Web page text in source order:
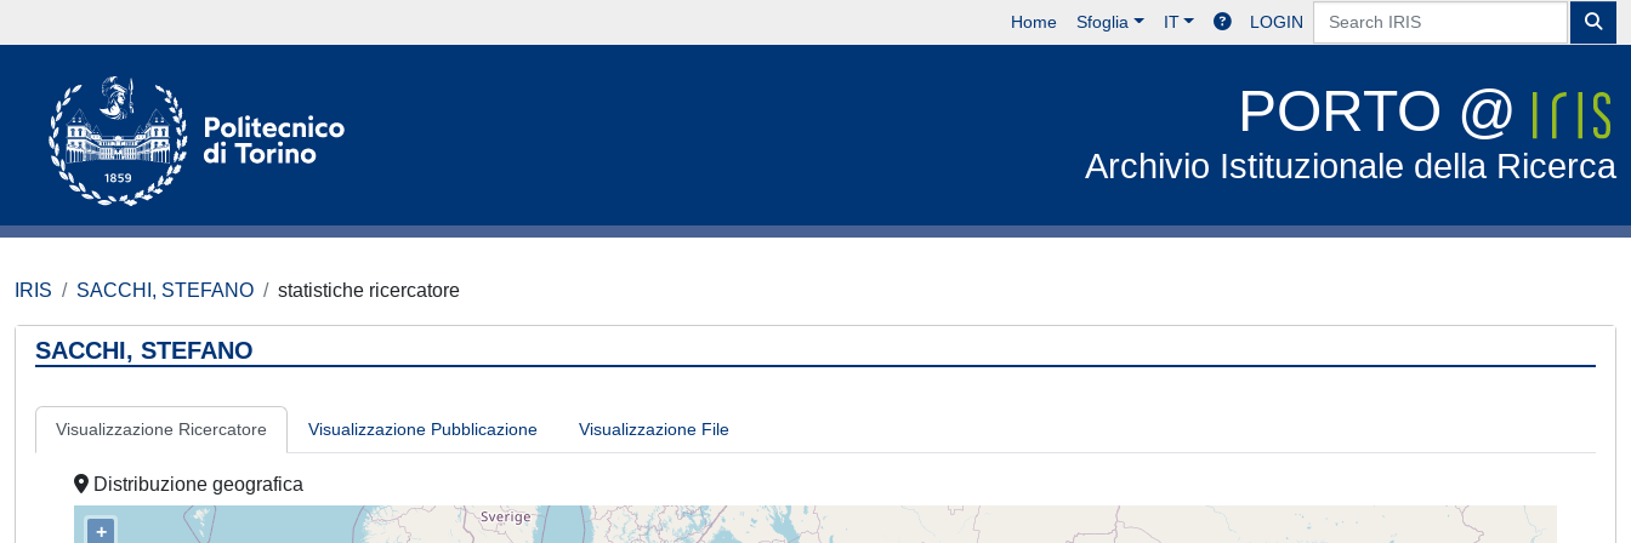
Home Sfoglia IT LOGIN
PORTO @
Archivio Istituzionale della Ricerca
IRIS SACCHI, STEFANO statistiche ricercatore
SACCHI, STEFANO
Visualizzazione Ricercatore Visualizzazione Pubblicazione Visualizzazione File
Distribuzione geografica
+